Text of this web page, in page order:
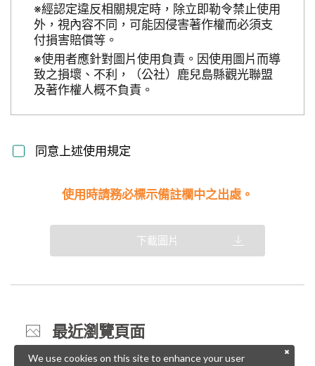
※經認定違反相關規定時，除立即勒令禁止使用
外，視內容不同，可能因侵害著作權而必須支
付損害賠償等。
※使用者應針對圖片使用負責。因使用圖片而導
致之損壞、不利，（公社）鹿兒島縣觀光聯盟
及著作權人概不負責。
同意上述使用規定
使用時請務必標示備註欄中之出處。
下載圖片
最近瀏覽頁面
We use cookies on this site to enhance your user